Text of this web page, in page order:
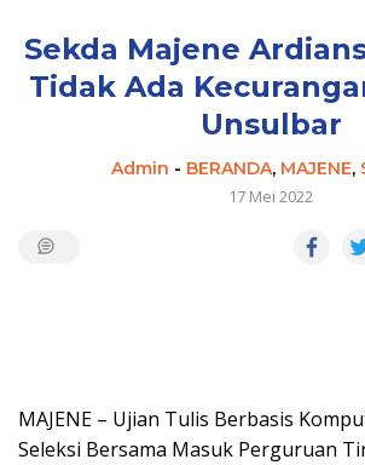
Sekda Majene
Tidak Ada
Unsulbar
Admin - BERANDA, MAJENE,
17 Mei 2022
MAJENE – Ujian Tulis Berbasis
Seleksi Bersama Masuk Perguruan